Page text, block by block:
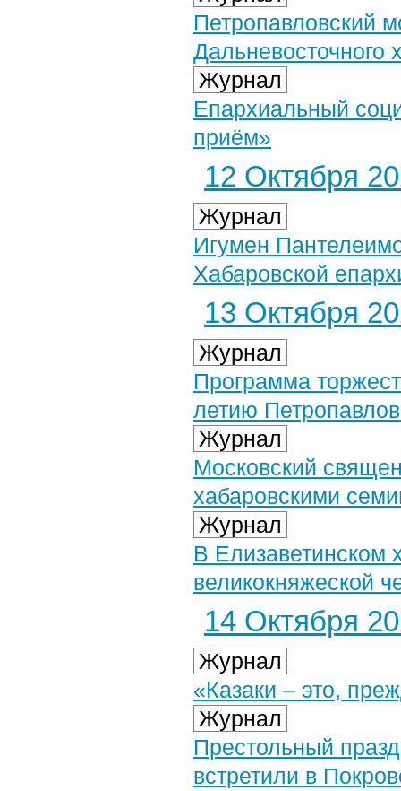
Петропавловский
Дальневосточного
Журнал
Епархиальный
приём»
12 Октября
Журнал
Игумен
Хабаровской
13 Октября
Журнал
Программа
летию
Журнал
Московский
хабаровскими
Журнал
В Елизаветинском
великокняжеской
14 Октября
Журнал
«Казаки – это,
Журнал
Престольный
встретили в